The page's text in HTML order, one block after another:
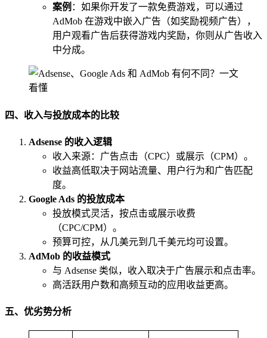
案例 ：如果你开发了一款免费游戏，可以通过
AdMob 在游戏中嵌入广告（如奖励视频广告），
用户观看广告后获得游戏内奖励，你则从广告收入
中分成。
四、收入与投放成本的比较
Adsense 的收入逻辑
收入来源：广告点击（CPC）或展示（CPM）。
收益高低取决于网站流量、用户行为和广告匹配
度。
Google Ads 的投放成本
投放模式灵活，按点击或展示收费
（CPC/CPM）。
预算可控，从几美元到几千美元均可设置。
AdMob 的收益模式
与 Adsense 类似，收入取决于广告展示和点击率。
高活跃用户数和高频互动的应用收益更高。
五、优劣势分析